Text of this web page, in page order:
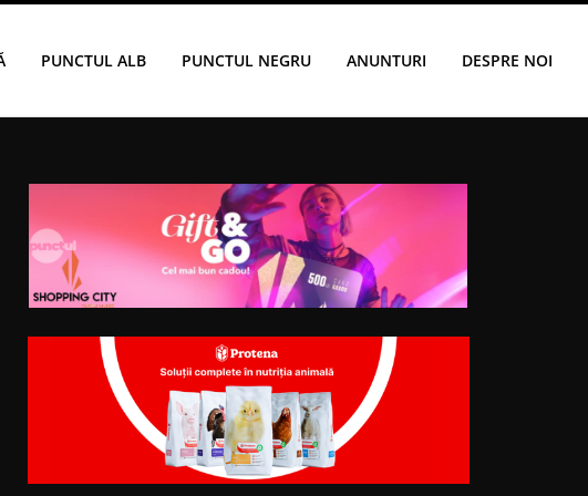
PUNCTUL ALB PUNCTUL NEGRU ANUNTURI DESPRE NOI